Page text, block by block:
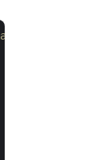
Examples